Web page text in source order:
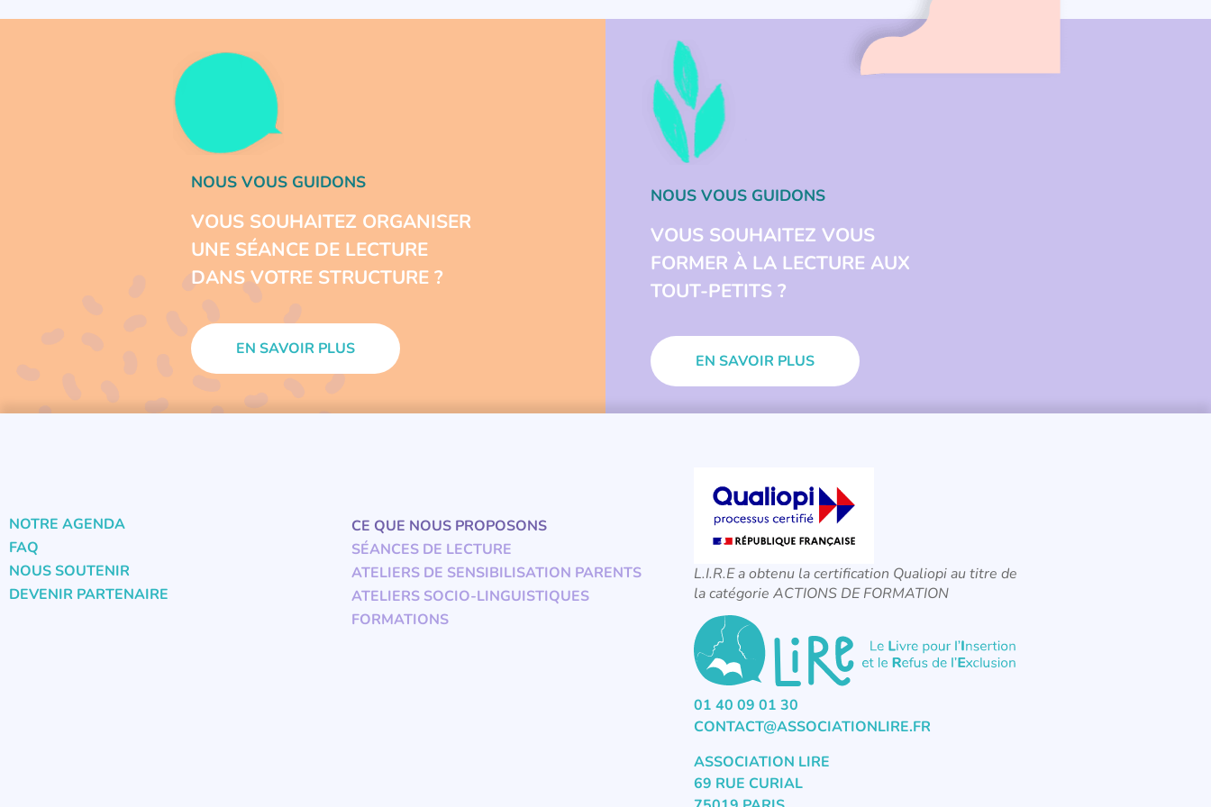
NOUS VOUS GUIDONS
VOUS SOUHAITEZ ORGANISER
UNE SÉANCE DE LECTURE
DANS VOTRE STRUCTURE ?
EN SAVOIR PLUS
NOUS VOUS GUIDONS
VOUS SOUHAITEZ VOUS
FORMER À LA LECTURE AUX
TOUT-PETITS ?
EN SAVOIR PLUS
NOTRE AGENDA
FAQ
NOUS SOUTENIR
DEVENIR PARTENAIRE
CE QUE NOUS PROPOSONS
SÉANCES DE LECTURE
ATELIERS DE SENSIBILISATION PARENTS
ATELIERS SOCIO-LINGUISTIQUES
FORMATIONS
L.I.R.E a obtenu la certification Qualiopi au titre de
la catégorie ACTIONS DE FORMATION
01 40 09 01 30
CONTACT@ASSOCIATIONLIRE.FR
ASSOCIATION LIRE
69 RUE CURIAL